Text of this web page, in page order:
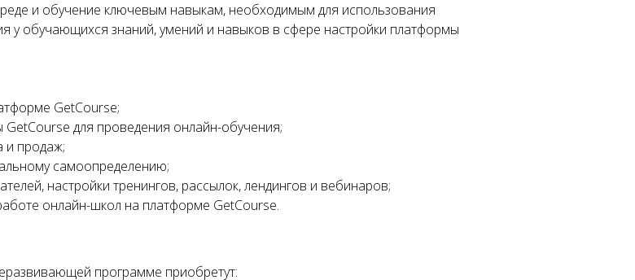
и обучение ключевым навыкам, необходимым для использования
у обучающихся знаний, умений и навыков в сфере настройки платформы
GetCourse;
для проведения онлайн-обучения;
и продаж;
самоопределению;
настройки тренингов, рассылок, лендингов и вебинаров;
онлайн-школ на платформе GetCourse.
программе приобретут: